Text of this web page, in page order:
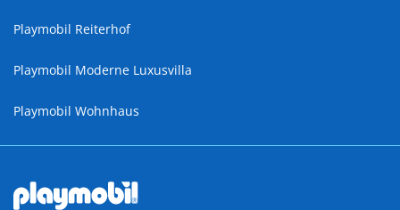
Playmobil Reiterhof
Playmobil Moderne Luxusvilla
Playmobil Wohnhaus